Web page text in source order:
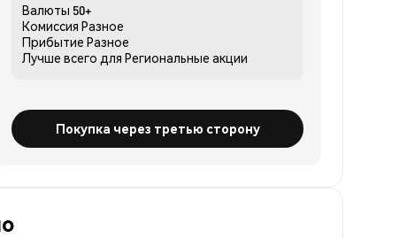
Валюты 50+
Комиссия Разное
Прибытие Разное
Лучше всего для Региональные акции
Покупка через третью сторону